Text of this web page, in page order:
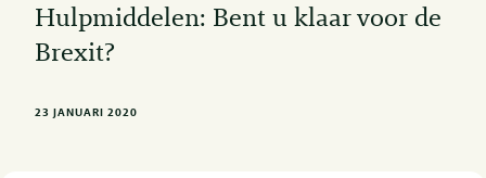
Hulpmiddelen: Bent u klaar voor de
Brexit?
23 JANUARI 2020